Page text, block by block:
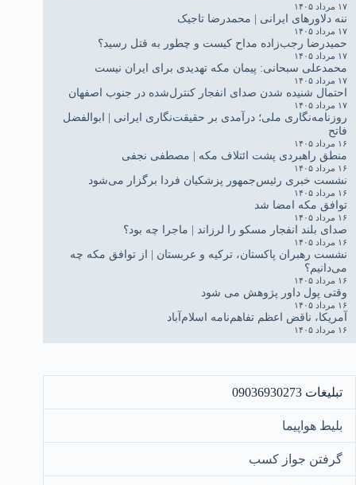
۱۷ مرداد ۱۴۰۵
ننه دلاورهای ایرانی | محمدرضا تاجیک
۱۷ مرداد ۱۴۰۵
حمیدرضا رجب‌زاده مداح کیست و چطور به قتل رسید؟
۱۷ مرداد ۱۴۰۵
محمدعلی سبحانی: پیمان مکه تهدیدی برای ایران نیست
۱۷ مرداد ۱۴۰۵
احتمال شنیده شدن صدای انفجار کنترل‌شده در جنوب اصفهان
۱۷ مرداد ۱۴۰۵
روزنامه‌نگاری ملی؛ درآمدی بر حقیقت‌نگاری ایرانی | ابوالفضل
فاتح
۱۶ مرداد ۱۴۰۵
منطق راهبردی پشت ائتلاف مکه | مصطفی نجفی
۱۶ مرداد ۱۴۰۵
نشست خبری رئیس‌جمهور پزشکیان فردا برگزار می‌شود
۱۶ مرداد ۱۴۰۵
توافق مکه امضا شد
۱۶ مرداد ۱۴۰۵
صدای بلند انفجار مسکو را لرزاند | ماجرا چه بود؟
۱۶ مرداد ۱۴۰۵
نشست رهبران پاکستان، ترکیه و عربستان | از توافق مکه چه
می‌دانیم؟
۱۶ مرداد ۱۴۰۵
وقتی پول داور پژوهش می شود
۱۶ مرداد ۱۴۰۵
آمریکا، ناقض اعظم تفاهم‌نامه اسلام‌آباد
۱۶ مرداد ۱۴۰۵
تبلیغات 09036930273
بلیط هواپیما
گرفتن جواز کسب